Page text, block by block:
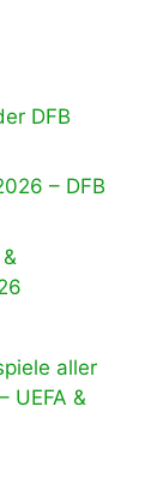
DFB
– DFB
aller
UEFA &